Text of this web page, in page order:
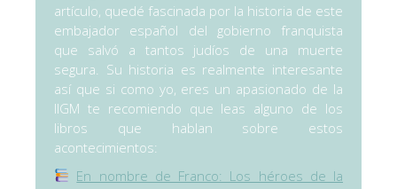
artículo, quedé fascinada por la historia de este
embajador español del gobierno franquista
que salvó a tantos judíos de una muerte
segura. Su historia es realmente interesante
así que si como yo, eres un apasionado de la
IIGM te recomiendo que leas alguno de los
libros que hablan sobre estos
acontecimientos:
En nombre de Franco: Los héroes de la